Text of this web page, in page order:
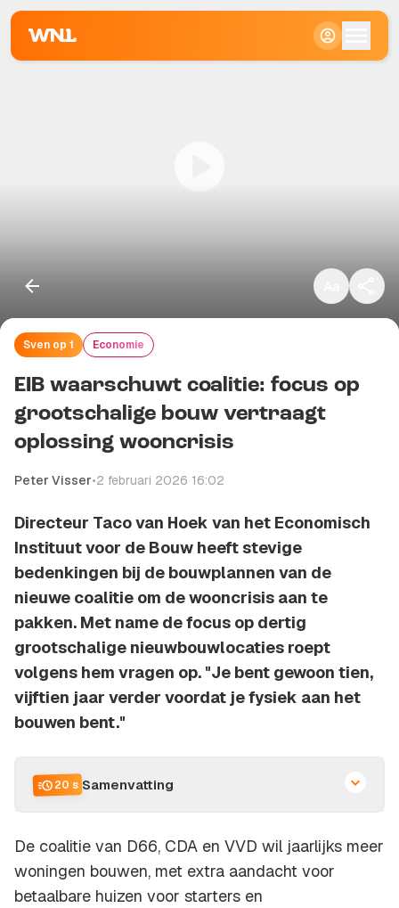
Sven op 1 Economie
EIB waarschuwt coalitie: focus op
grootschalige bouw vertraagt
oplossing wooncrisis
Peter Visser•2 februari 2026 16:02
Directeur Taco van Hoek van het Economisch
Instituut voor de Bouw heeft stevige
bedenkingen bij de bouwplannen van de
nieuwe coalitie om de wooncrisis aan te
pakken. Met name de focus op dertig
grootschalige nieuwbouwlocaties roept
volgens hem vragen op. "Je bent gewoon tien,
vijftien jaar verder voordat je fysiek aan het
bouwen bent."
20 s Samenvatting
De coalitie van D66, CDA en VVD wil jaarlijks meer
woningen bouwen, met extra aandacht voor
betaalbare huizen voor starters en